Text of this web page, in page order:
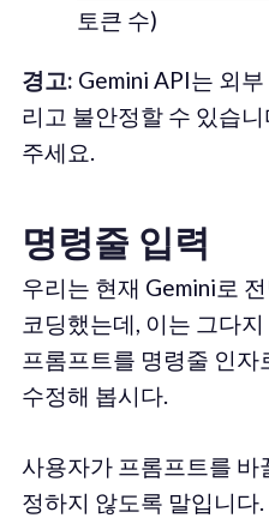
토큰 수)
경고: Gemini API는 외
리고 불안정할 수 있습
주세요.
명령줄 입력
우리는 현재 Gemini로
코딩했는데, 이는 그다
프롬프트를 명령줄 인자
수정해 봅시다.
사용자가 프롬프트를 바
정하지 않도록 말입니다.